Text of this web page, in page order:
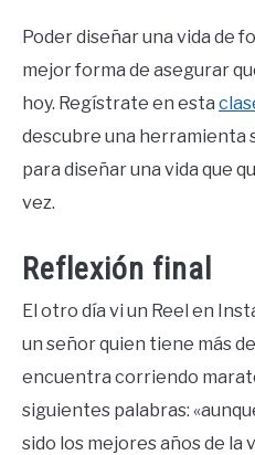
Poder diseñar una vida de
mejor forma de asegurar
hoy. Regístrate en esta
descubre una herramienta
para diseñar una vida que
vez.
Reflexión final
El otro día vi un Reel en
un señor quien tiene más
encuentra corriendo
siguientes palabras:
sido los mejores años de la